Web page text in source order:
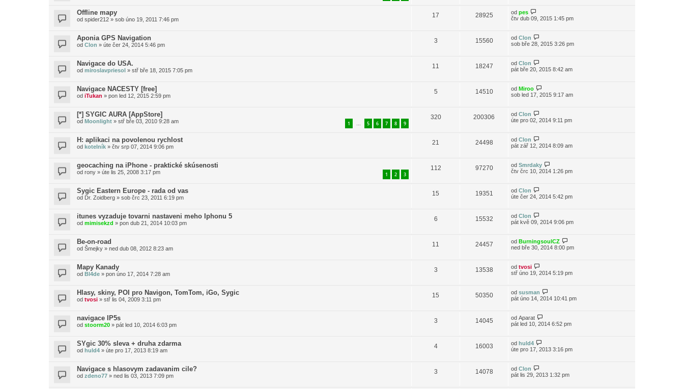
Offline mapy
od spider212 » sob úno 19, 2011 7:46 pm
17 28925 od pes
čtv dub 09, 2015 1:45 pm
Aponia GPS Navigation
od Clon » úte čer 24, 2014 5:46 pm
3 15560 od Clon
sob bře 28, 2015 3:26 pm
Navigace do USA.
od miroslavpriesol » stř bře 18, 2015 7:05 pm
11 18247 od Clon
pát bře 20, 2015 8:42 am
Navigace NACESTY [free]
od iTukan » pon led 12, 2015 2:59 pm
5 14510 od Miroo
sob led 17, 2015 9:17 am
[*] SYGIC AURA [AppStore]
od Moonlight » stř bře 03, 2010 9:28 am 1 … 5 6 7 8 9
320 200306 od Clon
úte pro 02, 2014 9:11 pm
H: aplikaci na povolenou rychlost
od kotelník » čtv srp 07, 2014 9:06 pm
21 24498 od Clon
pát zář 12, 2014 8:09 am
geocaching na iPhone - praktické skúsenosti
od rony » úte lis 25, 2008 3:17 pm 1 2 3
112 97270 od Smrdaky
čtv črc 10, 2014 1:26 pm
Sygic Eastern Europe - rada od vas
od Dr. Zoidberg » sob črc 23, 2011 6:19 pm
15 19351 od Clon
úte čer 24, 2014 5:42 pm
itunes vyzaduje tovarni nastaveni meho Iphonu 5
od mimisekzd » pon dub 21, 2014 10:03 pm
6 15532 od Clon
pát kvě 09, 2014 9:06 pm
Be-on-road
od Šmejky » ned dub 08, 2012 8:23 am
11 24457 od BurningsoulCZ
ned bře 30, 2014 8:00 pm
Mapy Kanady
od Bl4de » pon úno 17, 2014 7:28 am
3 13538 od tvosi
stř úno 19, 2014 5:19 pm
Hlasy, skiny, POI pro Navigon, TomTom, iGo, Sygic
od tvosi » stř lis 04, 2009 3:11 pm
15 50350 od susman
pát úno 14, 2014 10:41 pm
navigace IP5s
od stoorm20 » pát led 10, 2014 6:03 pm
3 14045 od Aparat
pát led 10, 2014 6:52 pm
SYgic 30% sleva + druha zdarma
od huld4 » úte pro 17, 2013 8:19 am
4 16003 od huld4
úte pro 17, 2013 3:16 pm
Navigace s hlasovym zadavanim cile?
od zdeno77 » ned lis 03, 2013 7:09 pm
3 14078 od Clon
pát lis 29, 2013 1:32 pm